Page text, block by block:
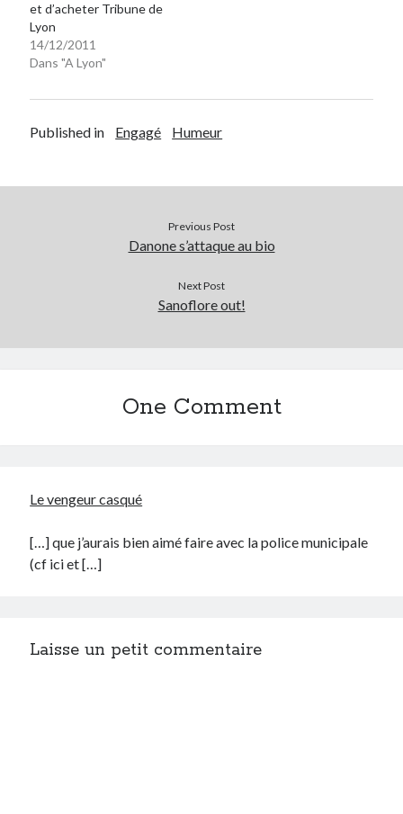
et d’acheter Tribune de
Lyon
14/12/2011
Dans "A Lyon"
Published in Engagé Humeur
Previous Post
Danone s’attaque au bio
Next Post
Sanoflore out!
One Comment
Le vengeur casqué
[…] que j’aurais bien aimé faire avec la police municipale
(cf ici et […]
Laisse un petit commentaire